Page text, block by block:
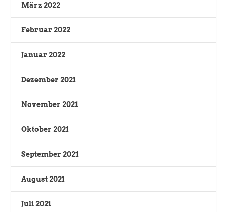
März 2022
Februar 2022
Januar 2022
Dezember 2021
November 2021
Oktober 2021
September 2021
August 2021
Juli 2021